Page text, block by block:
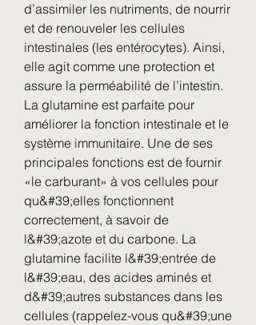
d’assimiler les nutriments, de nourrir
et de renouveler les cellules
intestinales (les entérocytes). Ainsi,
elle agit comme une protection et
assure la perméabilité de l’intestin.
La glutamine est parfaite pour
améliorer la fonction intestinale et le
système immunitaire. Une de ses
principales fonctions est de fournir
«le carburant» à vos cellules pour
qu&#39;elles fonctionnent
correctement, à savoir de
l&#39;azote et du carbone. La
glutamine facilite l&#39;entrée de
l&#39;eau, des acides aminés et
d&#39;autres substances dans les
cellules (rappelez-vous qu&#39;une